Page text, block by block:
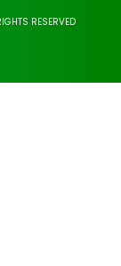
RESERVED